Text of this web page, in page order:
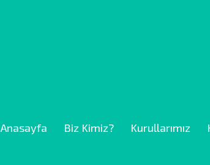
Anasayfa Biz Kimiz? Kurullarımız